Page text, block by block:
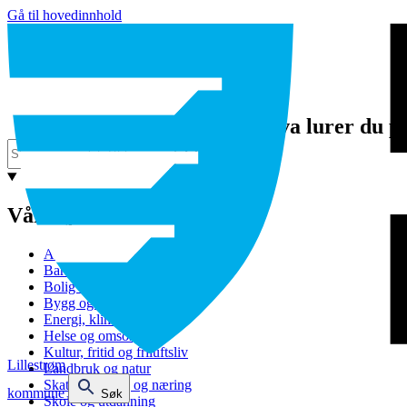
Gå til hovedinnhold
Lillestrøm
kommune
Søk
Hva lurer du
Våre tjenester
Avfall og gjenvinning
Barnehage
Bolig og sosiale tjenester
Bygg og eiendom
Energi, klima og miljø
Helse og omsorg
Kultur, fritid og friluftsliv
Landbruk og natur
Skatt, bevilling og næring
Skole og utdanning